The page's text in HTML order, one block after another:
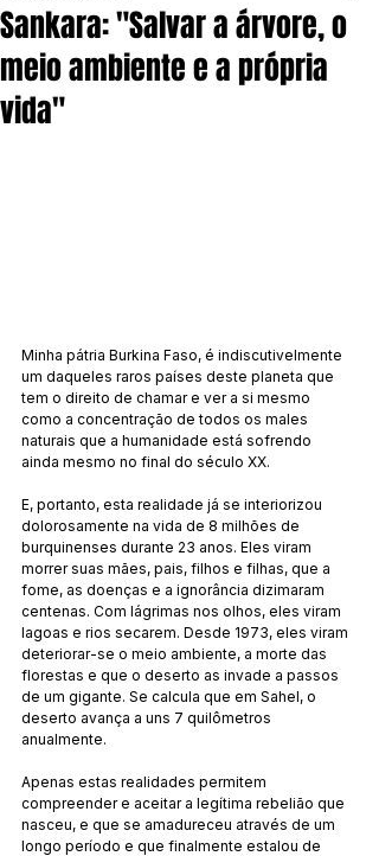
Sankara: "Salvar a árvore, o
meio ambiente e a própria
vida"
Minha pátria Burkina Faso, é indiscutivelmente
um daqueles raros países deste planeta que
tem o direito de chamar e ver a si mesmo
como a concentração de todos os males
naturais que a humanidade está sofrendo
ainda mesmo no final do século XX.
E, portanto, esta realidade já se interiorizou
dolorosamente na vida de 8 milhões de
burquinenses durante 23 anos. Eles viram
morrer suas mães, pais, filhos e filhas, que a
fome, as doenças e a ignorância dizimaram
centenas. Com lágrimas nos olhos, eles viram
lagoas e rios secarem. Desde 1973, eles viram
deteriorar-se o meio ambiente, a morte das
florestas e que o deserto as invade a passos
de um gigante. Se calcula que em Sahel, o
deserto avança a uns 7 quilômetros
anualmente.
Apenas estas realidades permitem
compreender e aceitar a legítima rebelião que
nasceu, e que se amadureceu através de um
longo período e que finalmente estalou de